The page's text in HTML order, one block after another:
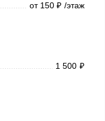
от 150 ₽ /этаж
1 500 ₽